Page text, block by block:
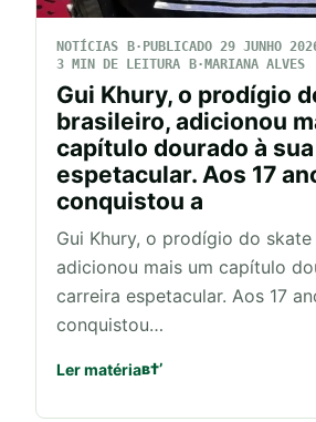
NOTÍCIAS
PUBLICADO 29 JUNHO
3 MIN DE LEITURA
MARIANA ALVES
Gui Khury, o prodígio
brasileiro, adicionou
capítulo dourado à
espetacular. Aos 17
conquistou a
Gui Khury, o prodígio do
adicionou mais um capítulo
carreira espetacular. Aos 17
conquistou…
Ler matéria